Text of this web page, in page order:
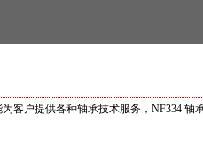
客户提供各种轴承技术服务，NF334